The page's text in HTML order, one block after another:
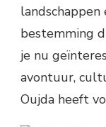
landschappen
bestemming
je nu
avontuur,
Oujda heeft